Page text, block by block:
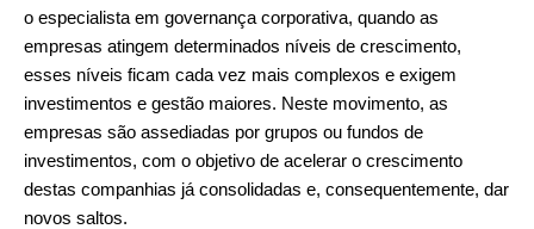
o especialista em governança corporativa, quando as
empresas atingem determinados níveis de crescimento,
esses níveis ficam cada vez mais complexos e exigem
investimentos e gestão maiores. Neste movimento, as
empresas são assediadas por grupos ou fundos de
investimentos, com o objetivo de acelerar o crescimento
destas companhias já consolidadas e, consequentemente, dar
novos saltos.